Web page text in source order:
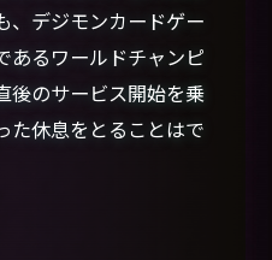
、デジモンカードゲー
あるワールドチャンピ
後のサービス開始を乗
た休息をとることはで